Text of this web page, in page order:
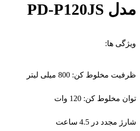
مدل PD-P120JS
ویژگی ها:
ظرفیت مخلوط کن: 800 میلی لیتر
توان مخلوط کن: 120 وات
شارژ مجدد در 4.5 ساعت